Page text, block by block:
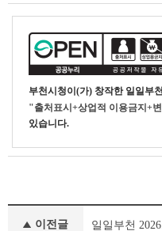
회
부천시청이(가) 창작한 일일부
"출처표시+상업적 이용금지+
있습니다.
이전글 일일부천